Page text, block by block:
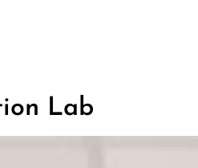
Lab